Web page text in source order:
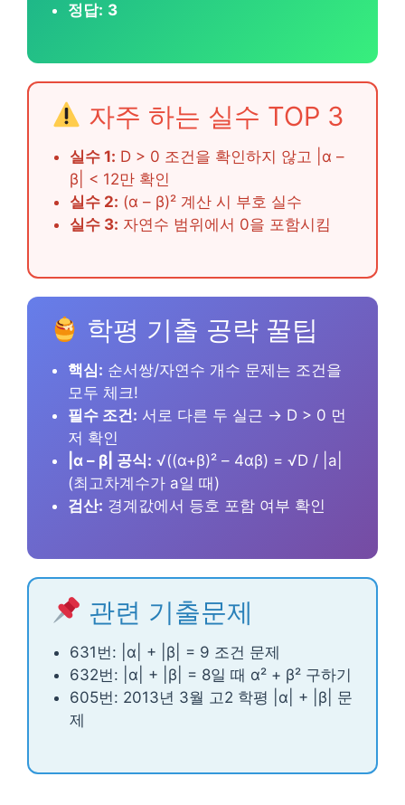
정답: 3
자주 하는 실수 TOP 3
실수 1: D > 0 조건을 확인하지 않고 |α –
β| < 12만 확인
실수 2: (α – β)² 계산 시 부호 실수
실수 3: 자연수 범위에서 0을 포함시킴
학평 기출 공략 꿀팁
핵심: 순서쌍/자연수 개수 문제는 조건을
모두 체크!
필수 조건: 서로 다른 두 실근 → D > 0 먼
저 확인
|α – β| 공식: √((α+β)² – 4αβ) = √D / |a|
(최고차계수가 a일 때)
검산: 경계값에서 등호 포함 여부 확인
관련 기출문제
631번: |α| + |β| = 9 조건 문제
632번: |α| + |β| = 8일 때 α² + β² 구하기
605번: 2013년 3월 고2 학평 |α| + |β| 문
제